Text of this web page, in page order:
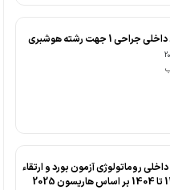
1 جهت رشته هوشبری
داخلی روماتولوژی آزمون بورد و ارتقاء